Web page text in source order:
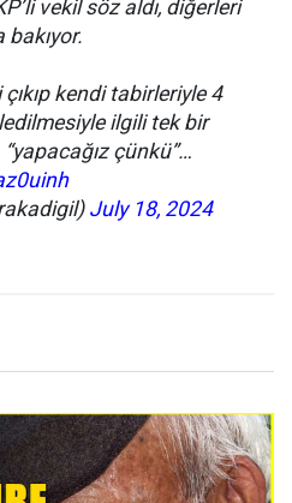
vekil söz aldı, diğerleri
kendi tabirleriyle 4
ilgili tek bir
çünkü”…
July 18, 2024